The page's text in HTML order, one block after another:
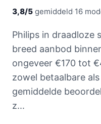
3,8/5 gemiddeld·16
Philips in draadloze
breed aanbod
ongeveer €170 tot
zowel betaalbare
gemiddelde
z...